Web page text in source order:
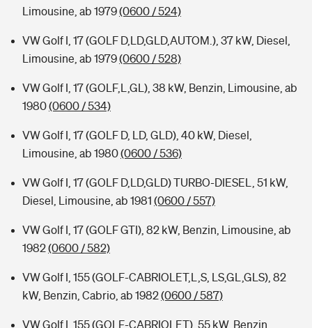
Limousine, ab 1979(0600 / 524)
VW Golf I, 17 (GOLF D,LD,GLD,AUTOM.), 37 kW, Diesel,
Limousine, ab 1979(0600 / 528)
VW Golf I, 17 (GOLF,L,GL), 38 kW, Benzin, Limousine, ab
1980(0600 / 534)
VW Golf I, 17 (GOLF D, LD, GLD), 40 kW, Diesel,
Limousine, ab 1980(0600 / 536)
VW Golf I, 17 (GOLF D,LD,GLD) TURBO-DIESEL, 51 kW,
Diesel, Limousine, ab 1981 (0600 / 557)
VW Golf I, 17 (GOLF GTI), 82 kW, Benzin, Limousine, ab
1982(0600 / 582)
VW Golf I, 155 (GOLF-CABRIOLET,L,S, LS,GL,GLS), 82
kW, Benzin, Cabrio, ab 1982(0600 / 587)
VW Golf I, 155 (GOLF-CABRIOLET), 55 kW, Benzin,